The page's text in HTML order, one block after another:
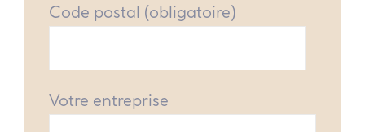
Code postal (obligatoire)
Votre entreprise